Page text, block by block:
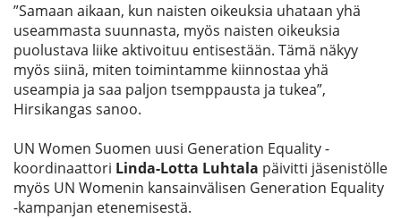
”Samaan aikaan, kun naisten oikeuksia uhataan yhä
useammasta suunnasta, myös naisten oikeuksia
puolustava liike aktivoituu entisestään. Tämä näkyy
myös siinä, miten toimintamme kiinnostaa yhä
useampia ja saa paljon tsemppausta ja tukea”,
Hirsikangas sanoo.
UN Women Suomen uusi Generation Equality -
koordinaattori Linda-Lotta Luhtala päivitti jäsenistölle
myös UN Womenin kansainvälisen Generation Equality
-kampanjan etenemisestä.